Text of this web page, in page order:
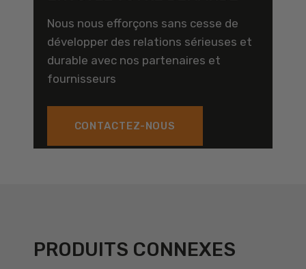
Nous nous efforçons sans cesse de
développer des relations sérieuses et
durable avec nos partenaires et
fournisseurs
CONTACTEZ-NOUS
PRODUITS CONNEXES